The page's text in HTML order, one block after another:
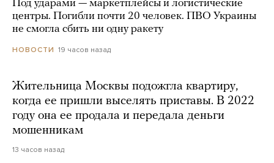
Под ударами — маркетплейсы и логистические
центры. Погибли почти 20 человек. ПВО Украины
не смогла сбить ни одну ракету
НОВОСТИ 19 часов назад
Жительница Москвы подожгла квартиру,
когда ее пришли выселять приставы. В 2022
году она ее продала и передала деньги
мошенникам
13 часов назад